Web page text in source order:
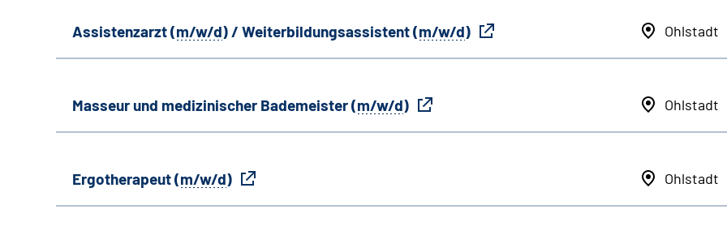
Assistenzarzt (m/w/d) / Weiterbildungsassistent (m/w/d) Ohlstadt
Masseur und medizinischer Bademeister (m/w/d) Ohlstadt
Ergotherapeut (m/w/d) Ohlstadt